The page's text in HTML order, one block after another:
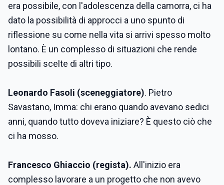
era possibile, con l'adolescenza della camorra, ci ha
dato la possibilità di approcci a uno spunto di
riflessione su come nella vita si arrivi spesso molto
lontano. È un complesso di situazioni che rende
possibili scelte di altri tipo.
Leonardo Fasoli (sceneggiatore). Pietro
Savastano, Imma: chi erano quando avevano sedici
anni, quando tutto doveva iniziare? È questo ciò che
ci ha mosso.
Francesco Ghiaccio (regista). All'inizio era
complesso lavorare a un progetto che non avevo